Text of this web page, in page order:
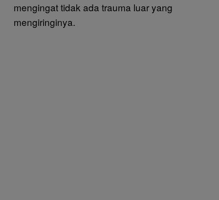
mengingat tidak ada trauma luar yang
mengiringinya.